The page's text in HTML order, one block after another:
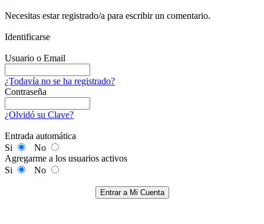
Necesitas estar registrado/a para escribir un comentario.
Identificarse
Usuario o Email
¿Todavía no se ha registrado?
Contraseña
¿Olvidó su Clave?
Entrada automática
Si
No
Agregarme a los usuarios activos
Si
No
Entrar a Mi Cuenta